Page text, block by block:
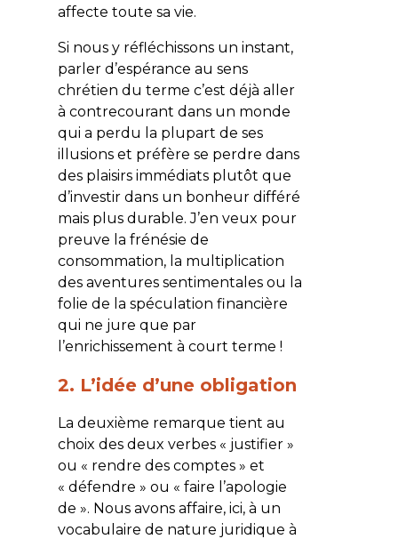
affecte toute sa vie.
Si nous y réfléchissons un instant,
parler d’espérance au sens
chrétien du terme c’est déjà aller
à contrecourant dans un monde
qui a perdu la plupart de ses
illusions et préfère se perdre dans
des plaisirs immédiats plutôt que
d’investir dans un bonheur différé
mais plus durable. J’en veux pour
preuve la frénésie de
consommation, la multiplication
des aventures sentimentales ou la
folie de la spéculation financière
qui ne jure que par
l’enrichissement à court terme !
2. L’idée d’une obligation
La deuxième remarque tient au
choix des deux verbes « justifier »
ou « rendre des comptes » et
« défendre » ou « faire l’apologie
de ». Nous avons affaire, ici, à un
vocabulaire de nature juridique à